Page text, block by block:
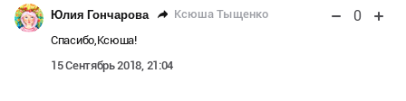
Юлия Гончарова Ксюша Тыщенко 0
Спасибо,Ксюша!
15 Сентябрь 2018, 21:04